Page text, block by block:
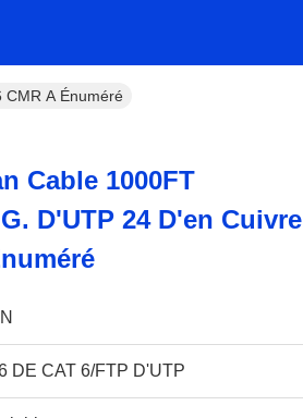
CMR A Énuméré
Cable 1000FT
D'UTP 24 D'en Cuivre
DE CAT 6/FTP D'UTP